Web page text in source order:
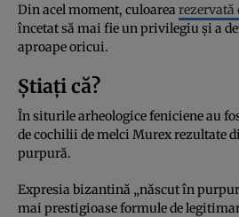
Din acel moment, culoarea
încetat să mai fie un privilegiu și a
aproape oricui.
Știați că?
În siturile arheologice feniciene au
de cochilii de melci Murex rezultate
purpură.
Expresia bizantină „născut în
mai prestigioase formule de